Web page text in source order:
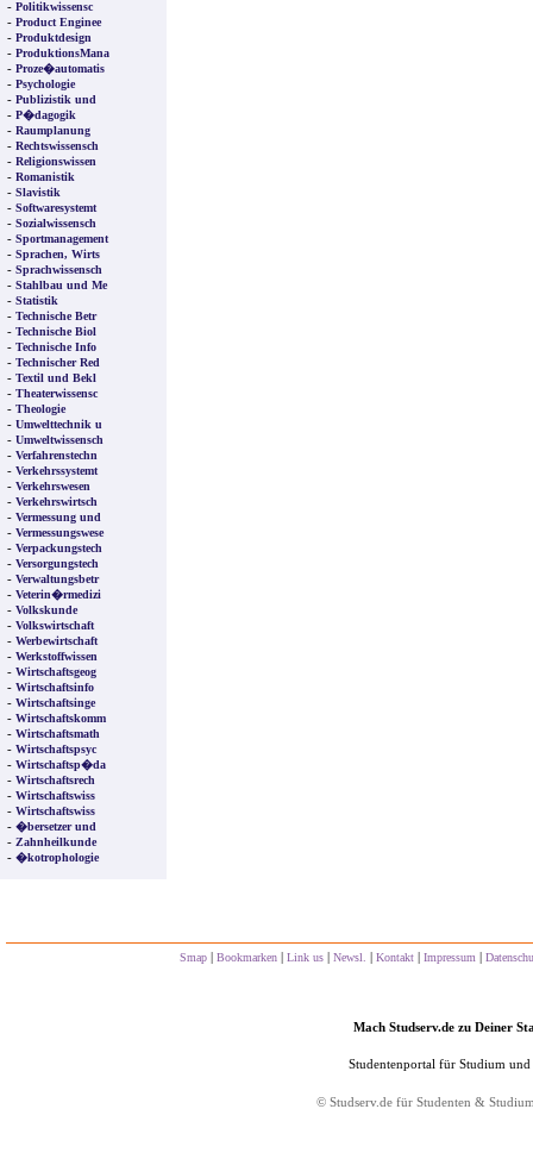
- Politikwissensc
- Product Enginee
- Produktdesign
- ProduktionsMana
- Proze�automatis
- Psychologie
- Publizistik und
- P�dagogik
- Raumplanung
- Rechtswissensch
- Religionswissen
- Romanistik
- Slavistik
- Softwaresystemt
- Sozialwissensch
- Sportmanagement
- Sprachen, Wirts
- Sprachwissensch
- Stahlbau und Me
- Statistik
- Technische Betr
- Technische Biol
- Technische Info
- Technischer Red
- Textil und Bekl
- Theaterwissensc
- Theologie
- Umwelttechnik u
- Umweltwissensch
- Verfahrenstechn
- Verkehrssystemt
- Verkehrswesen
- Verkehrswirtsch
- Vermessung und
- Vermessungswese
- Verpackungstech
- Versorgungstech
- Verwaltungsbetr
- Veterin�rmedizi
- Volkskunde
- Volkswirtschaft
- Werbewirtschaft
- Werkstoffwissen
- Wirtschaftsgeog
- Wirtschaftsinfo
- Wirtschaftsinge
- Wirtschaftskomm
- Wirtschaftsmath
- Wirtschaftspsyc
- Wirtschaftsp�da
- Wirtschaftsrech
- Wirtschaftswiss
- Wirtschaftswiss
- �bersetzer und
- Zahnheilkunde
- �kotrophologie
Smap | Bookmarken | Link us | Newsl. | Kontakt | Impressum |
Mach Studserv.de zu Deiner
Studentenportal für Studium
© Studserv.de für Studenten &